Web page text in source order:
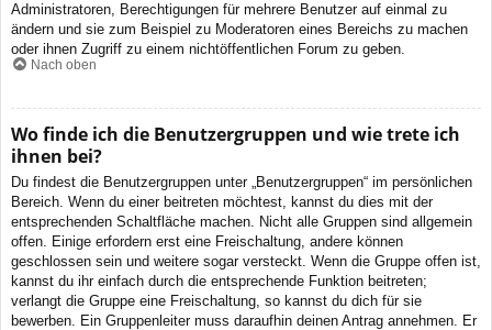
Administratoren, Berechtigungen für mehrere Benutzer auf einmal zu
ändern und sie zum Beispiel zu Moderatoren eines Bereichs zu machen
oder ihnen Zugriff zu einem nichtöffentlichen Forum zu geben.
Nach oben
Wo finde ich die Benutzergruppen und wie trete ich
ihnen bei?
Du findest die Benutzergruppen unter „Benutzergruppen“ im persönlichen
Bereich. Wenn du einer beitreten möchtest, kannst du dies mit der
entsprechenden Schaltfläche machen. Nicht alle Gruppen sind allgemein
offen. Einige erfordern erst eine Freischaltung, andere können
geschlossen sein und weitere sogar versteckt. Wenn die Gruppe offen ist,
kannst du ihr einfach durch die entsprechende Funktion beitreten;
verlangt die Gruppe eine Freischaltung, so kannst du dich für sie
bewerben. Ein Gruppenleiter muss daraufhin deinen Antrag annehmen. Er